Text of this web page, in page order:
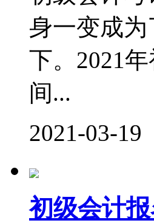
身一变成
下。2021
间...
2021-03-19
初级会计